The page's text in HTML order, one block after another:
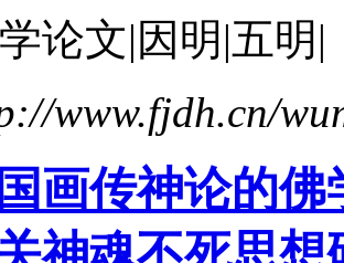
论文|因明|五明|
www.fjdh.cn/
画传神论的